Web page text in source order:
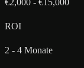
ROI
2 - 4 Monate